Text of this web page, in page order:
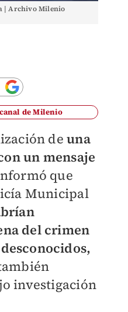
| Archivo Milenio
de Milenio
de una
un mensaje
que
Municipal
del crimen
investigación